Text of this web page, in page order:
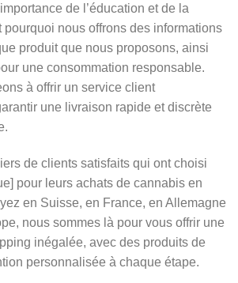
de l’éducation et de la
pourquoi nous offrons des informations
produit que nous proposons, ainsi
une consommation responsable.
à offrir un service client
une livraison rapide et discrète
de clients satisfaits qui ont choisi
pour leurs achats de cannabis en
en Suisse, en France, en Allemagne
nous sommes là pour vous offrir une
inégalée, avec des produits de
personnalisée à chaque étape.